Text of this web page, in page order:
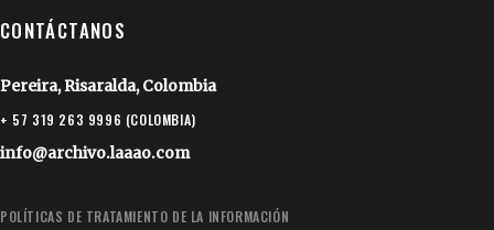
CONTÁCTANOS
Pereira, Risaralda, Colombia
+ 57 319 263 9996 (COLOMBIA)
info@archivo.laaao.com
POLÍTICAS DE TRATAMIENTO DE LA INFORMACIÓN